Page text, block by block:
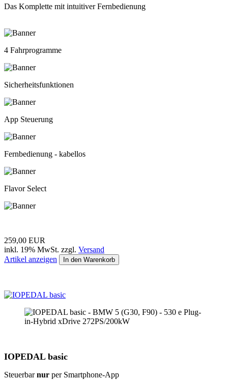
Das Komplette mit intuitiver Fernbedienung
4 Fahrprogramme
Sicherheitsfunktionen
App Steuerung
Fernbedienung - kabellos
Flavor Select
259,00 EUR
inkl. 19% MwSt. zzgl. Versand
Artikel anzeigen
In den Warenkorb
IOPEDAL basic
Steuerbarnur per Smartphone-App